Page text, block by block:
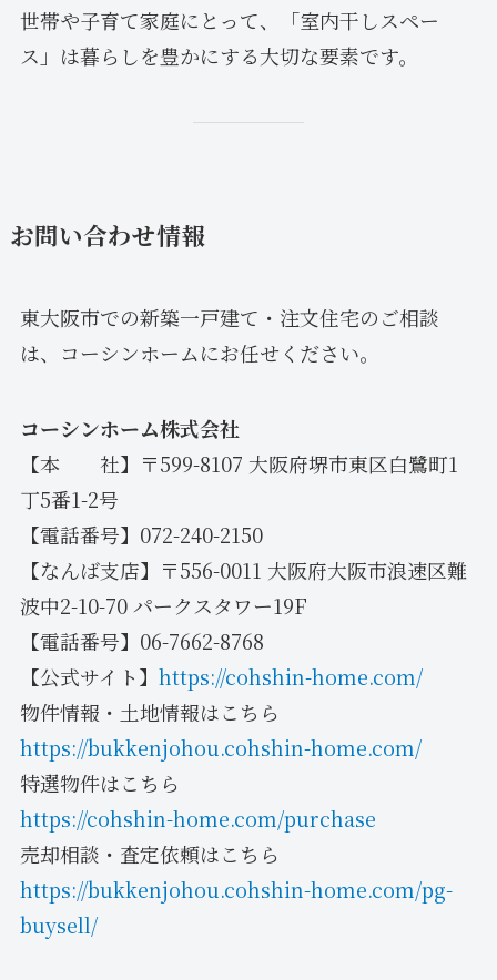
世帯や子育て家庭にとって、「室内干しスペー
ス」は暮らしを豊かにする大切な要素です。
お問い合わせ情報
東大阪市での新築一戸建て・注文住宅のご相談
は、コーシンホームにお任せください。
コーシンホーム株式会社
【本 社】〒599-8107 大阪府堺市東区白鷺町1
丁5番1-2号
【電話番号】072-240-2150
【なんば支店】〒556-0011 大阪府大阪市浪速区難
波中2-10-70 パークスタワー19F
【電話番号】06-7662-8768
【公式サイト】 https://cohshin-home.com/
物件情報・土地情報はこちら
https://bukkenjohou.cohshin-home.com/
特選物件はこちら
https://cohshin-home.com/purchase
売却相談・査定依頼はこちら
https://bukkenjohou.cohshin-home.com/pg-
buysell/